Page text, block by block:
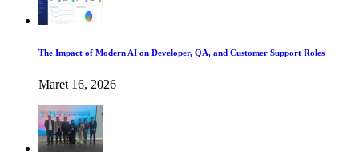
The Impact of Modern AI on Developer, QA, and Customer Support Roles
Maret 16, 2026